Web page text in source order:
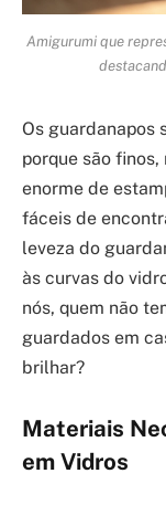
Amigurumi que
Os guardanapos
porque são
enorme de
fáceis de
leveza do
às curvas do
nós, quem não
guardados em
brilhar?
Materiais
em Vidros